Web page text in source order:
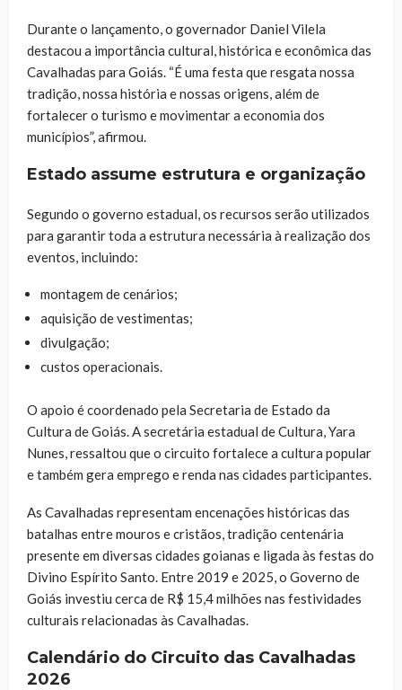
Durante o lançamento, o governador Daniel Vilela
destacou a importância cultural, histórica e econômica das
Cavalhadas para Goiás. “É uma festa que resgata nossa
tradição, nossa história e nossas origens, além de
fortalecer o turismo e movimentar a economia dos
municípios”, afirmou.
Estado assume estrutura e organização
Segundo o governo estadual, os recursos serão utilizados
para garantir toda a estrutura necessária à realização dos
eventos, incluindo:
montagem de cenários;
aquisição de vestimentas;
divulgação;
custos operacionais.
O apoio é coordenado pela Secretaria de Estado da
Cultura de Goiás. A secretária estadual de Cultura, Yara
Nunes, ressaltou que o circuito fortalece a cultura popular
e também gera emprego e renda nas cidades participantes.
As Cavalhadas representam encenações históricas das
batalhas entre mouros e cristãos, tradição centenária
presente em diversas cidades goianas e ligada às festas do
Divino Espírito Santo. Entre 2019 e 2025, o Governo de
Goiás investiu cerca de R$ 15,4 milhões nas festividades
culturais relacionadas às Cavalhadas.
Calendário do Circuito das Cavalhadas
2026